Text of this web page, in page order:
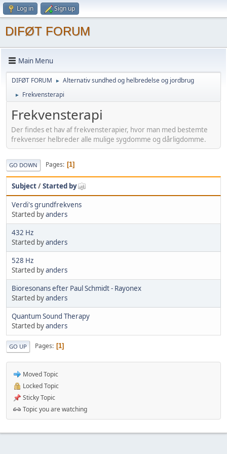
Log in Sign up
DIFØT FORUM
Main Menu
DIFØT FORUM ► Alternativ sundhed og helbredelse og jordbrug
► Frekvensterapi
Frekvensterapi
Der findes et hav af frekvensterapier, hvor man med bestemte
frekvenser helbreder alle mulige sygdomme og dårligdomme.
GO DOWN Pages 1
Subject/Started by
Verdi's grundfrekvens
Started byanders
432 Hz
Started byanders
528 Hz
Started byanders
Bioresonans efter Paul Schmidt - Rayonex
Started byanders
Quantum Sound Therapy
Started byanders
GO UP Pages 1
Moved Topic
Locked Topic
Sticky Topic
Topic you are watching